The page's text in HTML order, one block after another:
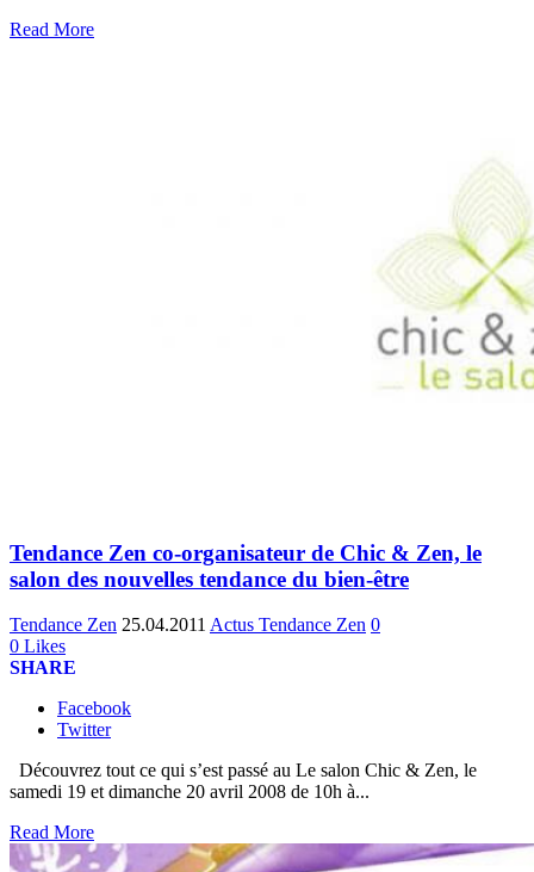
Read More
Tendance Zen co-organisateur de Chic & Zen, le
salon des nouvelles tendance du bien-être
Tendance Zen 25.04.2011 Actus Tendance Zen 0
0 Likes
SHARE
Facebook
Twitter
Découvrez tout ce qui s’est passé au Le salon Chic & Zen, le
samedi 19 et dimanche 20 avril 2008 de 10h à...
Read More